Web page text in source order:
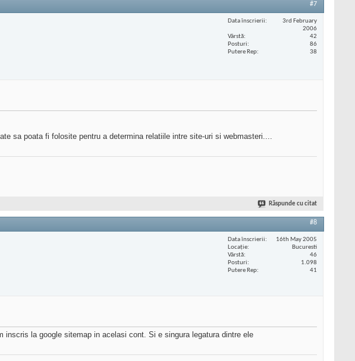
#7
Data înscrierii
3rd February
2006
Vârstă
42
Posturi
86
Putere Rep
38
sa poata fi folosite pentru a determina relatiile intre site-uri si webmasteri....
Răspunde cu citat
#8
Data înscrierii
16th May 2005
Locaţie
Bucuresti
Vârstă
46
Posturi
1.098
Putere Rep
41
la google sitemap in acelasi cont. Si e singura legatura dintre ele